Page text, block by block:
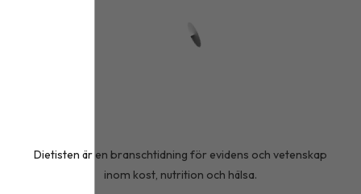
Dietisten är en branschtidning för evidens och vetenskap
inom kost, nutrition och hälsa.